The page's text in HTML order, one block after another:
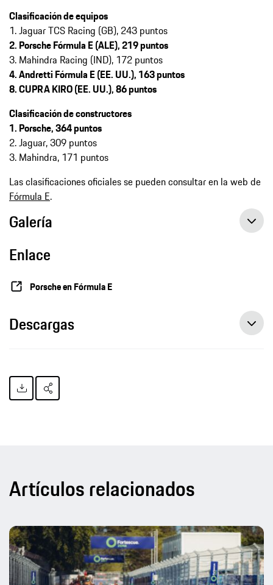
Clasificación de equipos
1. Jaguar TCS Racing (GB), 243 puntos
2. Porsche Fórmula E (ALE), 219 puntos
3. Mahindra Racing (IND), 172 puntos
4. Andretti Fórmula E (EE. UU.), 163 puntos
8. CUPRA KIRO (EE. UU.), 86 puntos
Clasificación de constructores
1. Porsche, 364 puntos
2. Jaguar, 309 puntos
3. Mahindra, 171 puntos
Las clasificaciones oficiales se pueden consultar en la web de
Fórmula E.
Galería
Enlace
Porsche en Fórmula E
Descargas
Artículos relacionados